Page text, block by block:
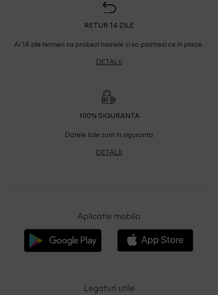
RETUR 14 ZILE
Ai 14 zile termen sa probezi hainele si sa pastrezi ce iti place.
DETALII
100% SIGURANTA
Datele tale sunt in siguranta
DETALII
Aplicatie mobila
Legaturi utile